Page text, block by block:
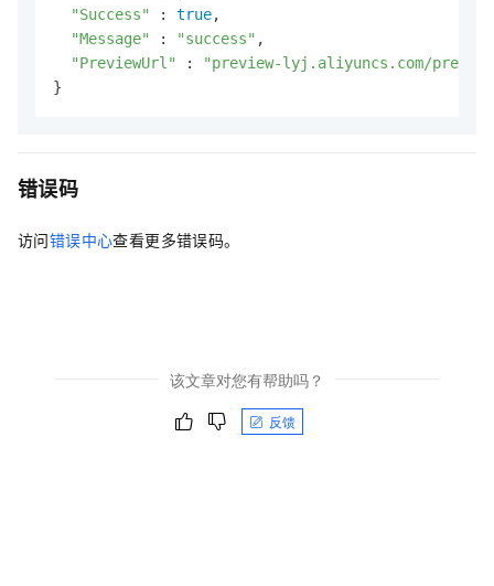
"Success"
: true,
"Message"
: "success" ,
"PreviewUrl"
:
"preview-lyj.aliyuncs.com/
}
错误码
访问错误中心查看更多错误码。
该文章对您有帮助吗？
反馈